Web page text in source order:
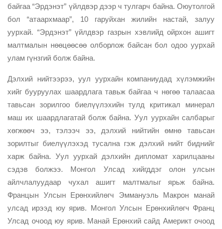
байгаа “Эрдэнэт” үйлдвэр дээр ч тулгарч байна. Оюутолгой
бол “атаархмаар”, 10 гаруйхан жилийн настай, залуу
уурхай. “Эрдэнэт” үйлдвэр газрын хэвлийд ойрхон ашигт
малтмалын нөөцөөсөө олборлож байсан бол одоо уурхай
улам гүнзгий болж байна.
Дэлхий нийтээрээ, уул уурхайн компаниудад хүлэмжийн
хийг бууруулах шаардлага тавьж байгаа ч нөгөө талаасаа
тавьсан зорилгоо биелүүлэхийн тулд критикал минерал
маш их шаардлагатай болж байна. Уул уурхайн салбарыг
хөгжөөч ээ, тэлээч ээ, дэлхий нийтийн өмнө тавьсан
зорилтыг биелүүлэхэд тусална гэж дэлхий нийт биднийг
харж байна. Уул уурхай дэлхийн дипломат харилцааны
сэдэв болжээ. Монгол Улсад хийгддэг олон улсын
айлчлалуудаар чухал ашигт малтмалыг ярьж байна.
Францын Улсын Ерөнхийлөгч Эммануэль Макрон манай
улсад ирээд юу ярив. Монгол Улсын Ерөнхийлөгч Франц
Улсад очоод юу ярив. Манай Ерөнхий сайд Америкт очоод